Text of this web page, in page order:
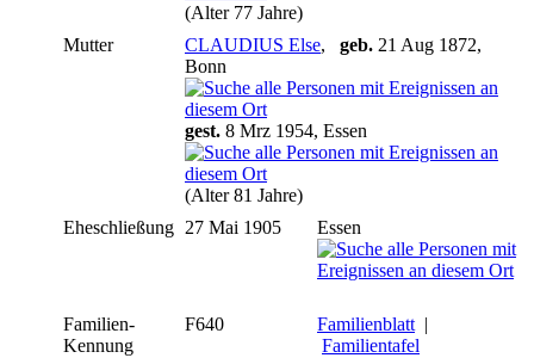
(Alter 77 Jahre)
Mutter
CLAUDIUS Else, geb. 21 Aug 1872,
Bonn
gest. 8 Mrz 1954, Essen
(Alter 81 Jahre)
Eheschließung 27 Mai 1905 Essen
Familien-
Kennung
F640 Familienblatt |
Familientafel